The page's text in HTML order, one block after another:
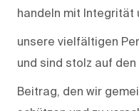
handeln mit Integrität
unsere vielfältigen
und sind stolz auf
Beitrag, den wir